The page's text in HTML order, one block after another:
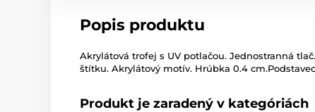
Popis produktu
Akrylátová trofej s UV potlačou. Jednostranná
štítku. Akrylátový motív. Hrúbka 0.4
Produkt je zaradený v kategóriách